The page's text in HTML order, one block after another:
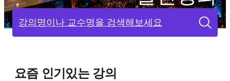
강의명이나 교수명을 검색해보세요
요즘 인기있는 강의